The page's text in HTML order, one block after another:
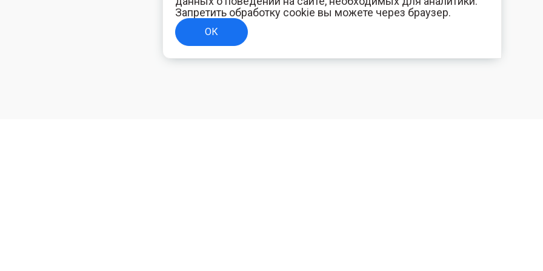
Запретить обработку cookie вы можете через браузер.
ОК